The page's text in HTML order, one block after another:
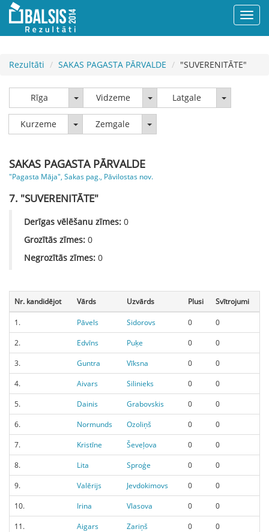
Rezultāti SAKAS PAGASTA PĀRVALDE "SUVERENITĀTE"
Rīga Rīga Vidzeme VidzemeLatgale Latgale
Kurzeme KurzemeZemgale Zemgale
SAKAS PAGASTA PĀRVALDE
"Pagasta Māja", Sakas pag., Pāvilostas nov.
7. "SUVERENITĀTE"
Derīgas vēlēšanu zīmes: 0
Grozītās zīmes: 0
Negrozītās zīmes: 0
Nr. kandidējot Vārds Uzvārds Plusi Svītrojumi
1. Pāvels Sidorovs 0
0
2.
Edvīns Puķe 0
0
3.
Guntra Vīksna 0
0
4.
Aivars Silinieks 0
0
5.
Dainis Grabovskis 0
0
6.
Normunds Ozoliņš 0
0
7.
Kristīne Ševeļova 0
0
8.
Lita Sproģe 0
0
9.
Valērijs Jevdokimovs 0
0
10.
Irina Vlasova 0
0
11.
Aigars Zariņš 0
0